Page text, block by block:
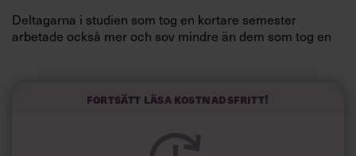
Deltagarna i studien som tog en kortare semester
arbetade också mer och sov mindre än dem som tog en
Forskarna tror sig dessutom kunna uttyda att en längre
försök att förändra livsstilsvanor.
Fortsätt läsa kostnadsfritt!